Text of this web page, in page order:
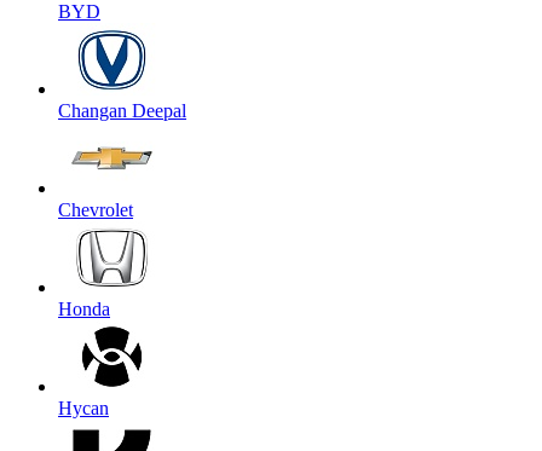
BYD
Changan Deepal
Chevrolet
Honda
Hycan